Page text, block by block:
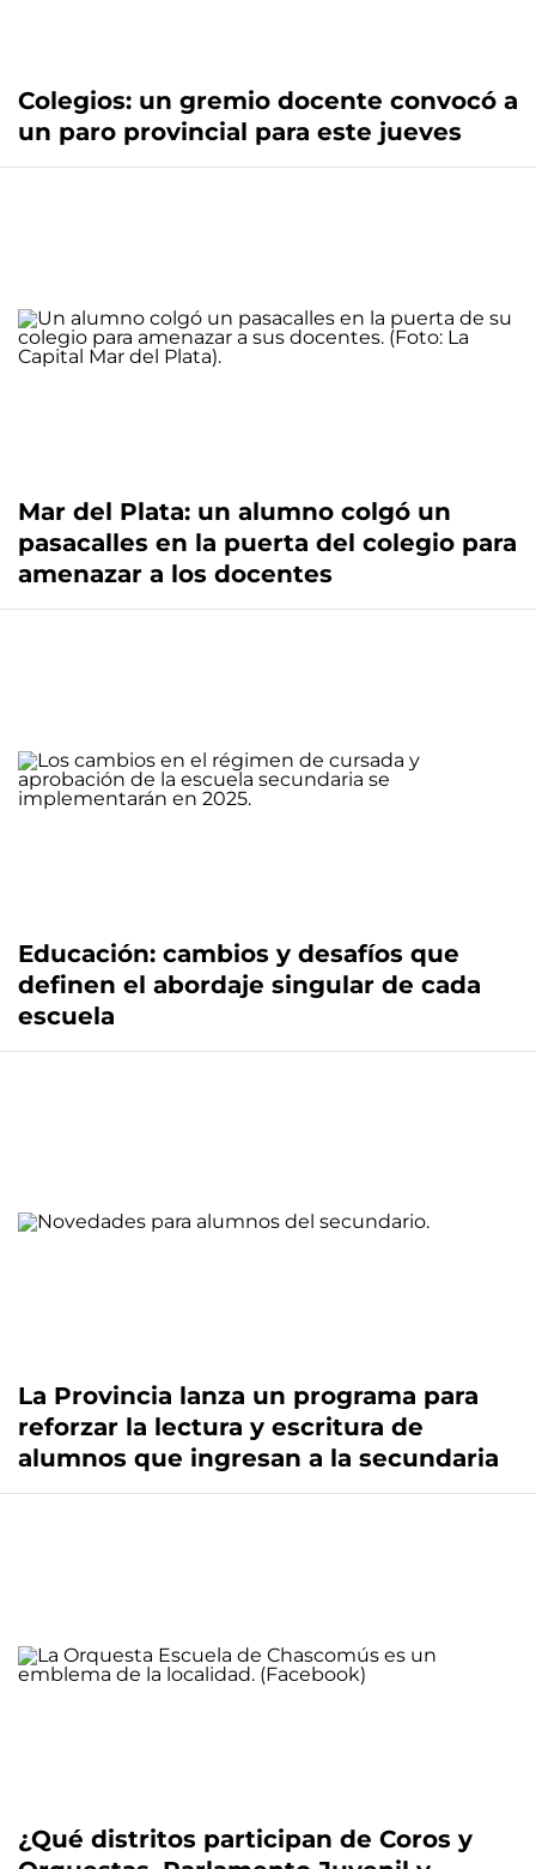
Colegios: un gremio docente convocó a
un paro provincial para este jueves
Mar del Plata: un alumno colgó un
pasacalles en la puerta del colegio para
amenazar a los docentes
Educación: cambios y desafíos que
definen el abordaje singular de cada
escuela
La Provincia lanza un programa para
reforzar la lectura y escritura de
alumnos que ingresan a la secundaria
¿Qué distritos participan de Coros y